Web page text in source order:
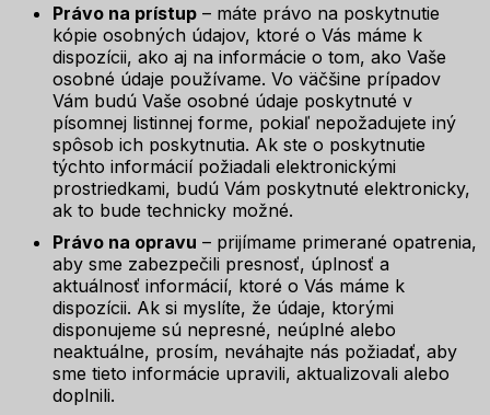
Právo na prístup – máte právo na poskytnutie
kópie osobných údajov, ktoré o Vás máme k
dispozícii, ako aj na informácie o tom, ako Vaše
osobné údaje používame. Vo väčšine prípadov
Vám budú Vaše osobné údaje poskytnuté v
písomnej listinnej forme, pokiaľ nepožadujete iný
spôsob ich poskytnutia. Ak ste o poskytnutie
týchto informácií požiadali elektronickými
prostriedkami, budú Vám poskytnuté elektronicky,
ak to bude technicky možné.
Právo na opravu – prijímame primerané opatrenia,
aby sme zabezpečili presnosť, úplnosť a
aktuálnosť informácií, ktoré o Vás máme k
dispozícii. Ak si myslíte, že údaje, ktorými
disponujeme sú nepresné, neúplné alebo
neaktuálne, prosím, neváhajte nás požiadať, aby
sme tieto informácie upravili, aktualizovali alebo
doplnili.